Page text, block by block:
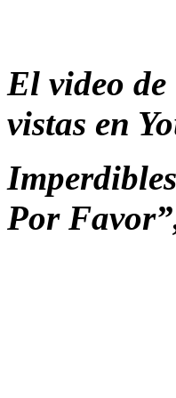
El video
vistas en
Por